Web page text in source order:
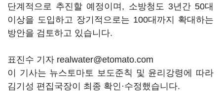
단계적으로 추진할 예정이며, 소방청도 3년간 50대
이상을 도입하고 장기적으로는 100대까지 확대하는
방안을 검토하고 있습니다.
표진수 기자 realwater@etomato.com
이 기사는 뉴스토마토 보도준칙 및 윤리강령에 따라
김기성 편집국장이 최종 확인·수정했습니다.